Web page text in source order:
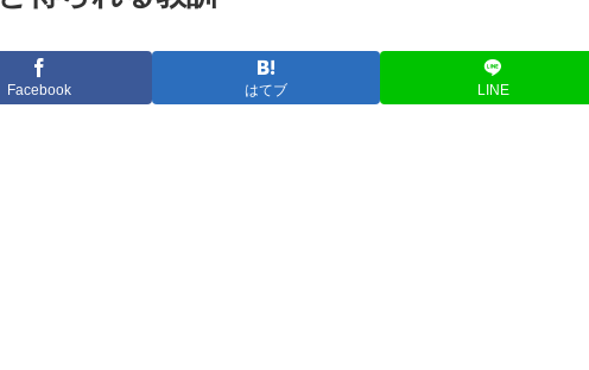
Facebook はてブ LINE